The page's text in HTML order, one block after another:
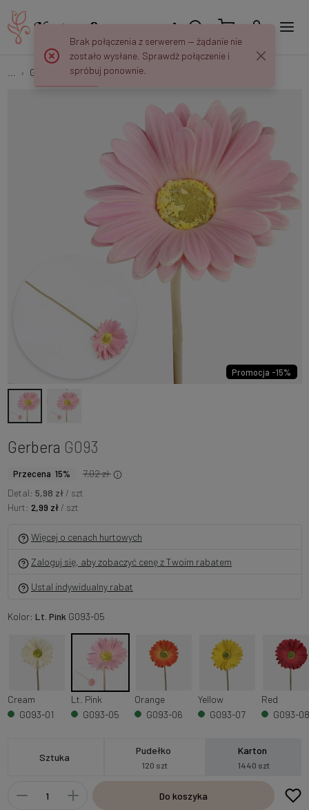
Gerbery Gerbera G093
Promocja -15%
Gerbera G093
Przecena 15%
7,02 zł
Detal: 5,98 zł/ szt
Hurt: 2,99 zł/ szt
Więcej o cenach hurtowych
Zaloguj się, aby zobaczyć cenę z Twoim rabatem
Ustal indywidualny rabat
Kolor: Lt. PinkG093-05
Cream
G093-01
Lt. Pink
G093-05
Orange
G093-06
Yellow
G093-07
Red
G093-08
Sztuka
Pudełko
120 szt
Karton
1440 szt
Do koszyka
Brak połączenia z serwerem — żądanie nie
zostało wysłane. Sprawdź połączenie i
spróbuj ponownie.